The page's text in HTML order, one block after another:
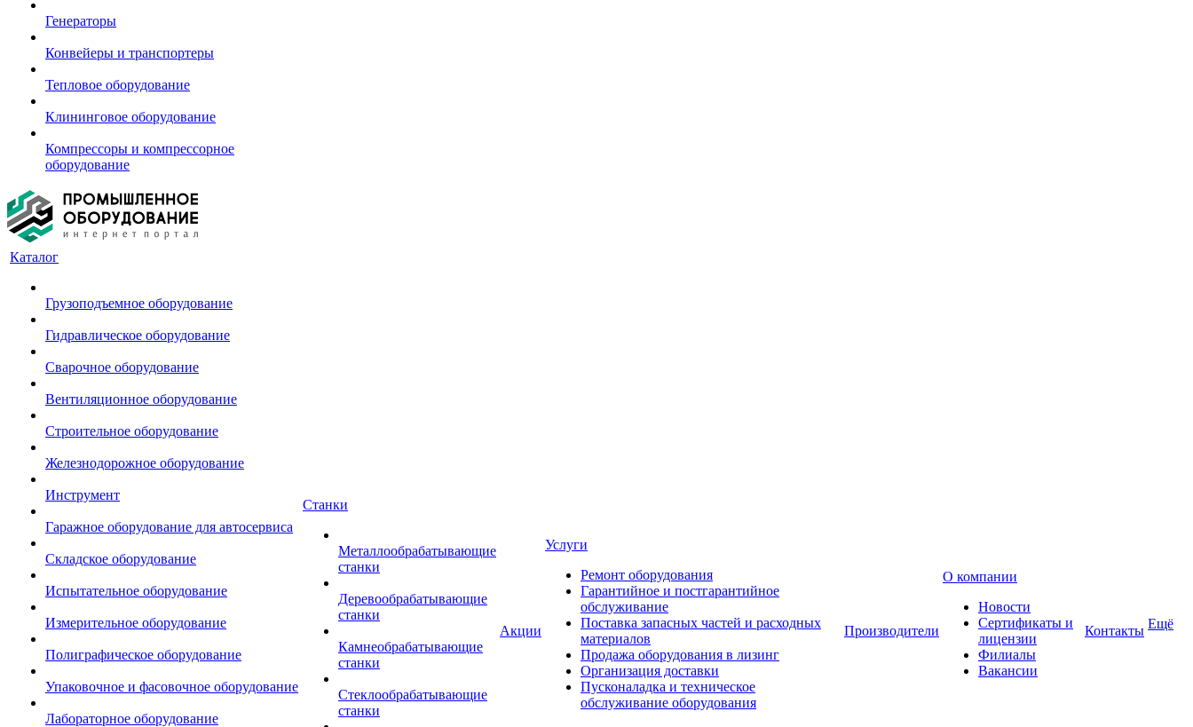
Генераторы
Конвейеры и транспортеры
Тепловое оборудование
Клининговое оборудование
Компрессоры и компрессорное
оборудование
Каталог
Грузоподъемное оборудование
Гидравлическое оборудование
Сварочное оборудование
Вентиляционное оборудование
Строительное оборудование
Железнодорожное оборудование
Инструмент
Гаражное оборудование для автосервиса
Складское оборудование
Испытательное оборудование
Измерительное оборудование
Полиграфическое оборудование
Упаковочное и фасовочное оборудование
Лабораторное оборудование
Станки
Металлообрабатывающие
станки
Деревообрабатывающие
станки
Камнеобрабатывающие
станки
Стеклообрабатывающие
станки
Акции
Услуги
Ремонт оборудования
Гарантийное и постгарантийное
обслуживание
Поставка запасных частей и расходных
материалов
Продажа оборудования в лизинг
Организация доставки
Пусконаладка и техническое
обслуживание оборудования
Производители
О компании
Новости
Сертификаты и
лицензии
Филиалы
Вакансии
Контакты Ещё